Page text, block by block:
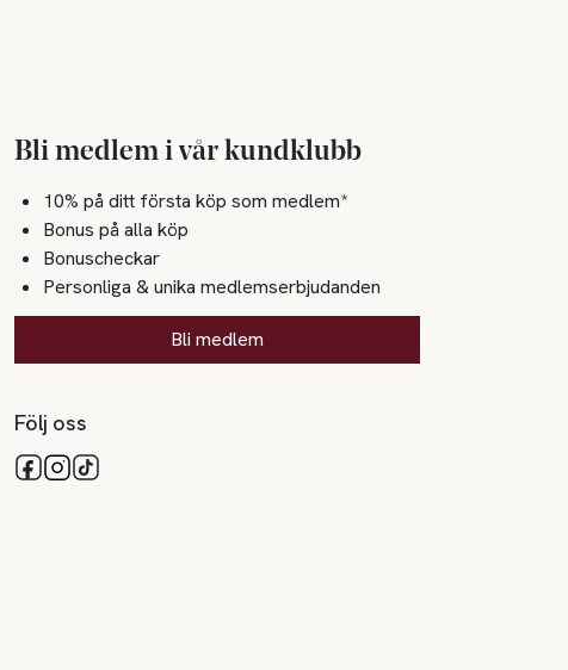
Bli medlem i vår kundklubb
10% på ditt första köp som medlem*
Bonus på alla köp
Bonuscheckar
Personliga & unika medlemserbjudanden
Bli medlem
Följ oss